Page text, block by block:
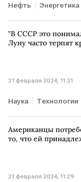
Нефть Энергетика
"В СССР это
Луну часто терпят
21 февраля 2024, 11:31
Наука Технологии
Американцы
то, что ей
21 февраля 2024, 11:29